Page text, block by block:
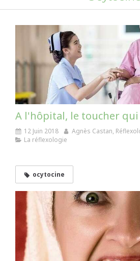
A l'hôpital, le toucher
12 Juin 2018
Agnès Castan,
La réflexologie
ocytocine